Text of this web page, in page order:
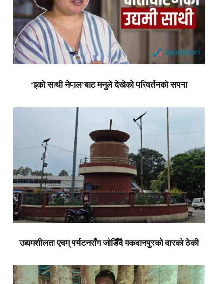
‘इको साथी नेपाल’बाट मनुले देखेको परिवर्तनको सपना
उद्यमशीलता एवम् पर्यटनसँग जोडिँदै मकवानपुरको दारको ठेकी